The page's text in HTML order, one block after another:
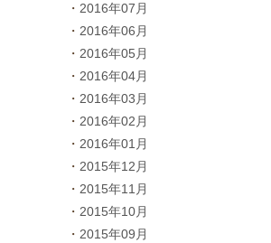
2016年07月
2016年06月
2016年05月
2016年04月
2016年03月
2016年02月
2016年01月
2015年12月
2015年11月
2015年10月
2015年09月